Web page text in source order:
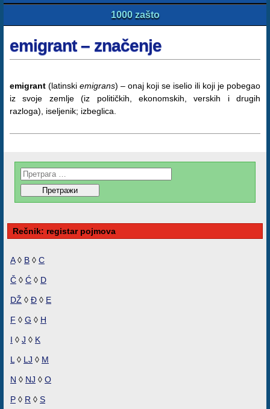
1000 zašto
emigrant – značenje
emigrant (latinski emigrans) – onaj koji se iselio ili koji je pobegao
iz svoje zemlje (iz političkih, ekonomskih, verskih i drugih
razloga), iseljenik; izbeglica.
Rečnik: registar pojmova
A◊ B ◊ C
Č ◊ Ć ◊ D
DŽ ◊ Đ ◊ E
F ◊ G ◊ H
I ◊ J ◊ K
L ◊ LJ ◊ M
N ◊ NJ ◊ O
P ◊ R ◊ S